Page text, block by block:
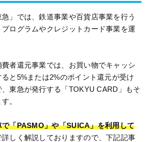
」では、鉄道事業や百貨店事業を行う
ログラムやクレジットカード事業を運
者還元事業では、お買い物でキャッシ
と5%または2%のポイント還元が受け
東急が発行する「TOKYU CARD」もそ
。
「PASMO」や「SUICA」を利用して
しく解説しておりますので、下記記事